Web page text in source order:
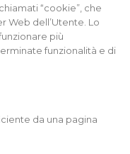
“cookie”, che
Web dell’Utente. Lo
più
funzionalità e di
da una pagina